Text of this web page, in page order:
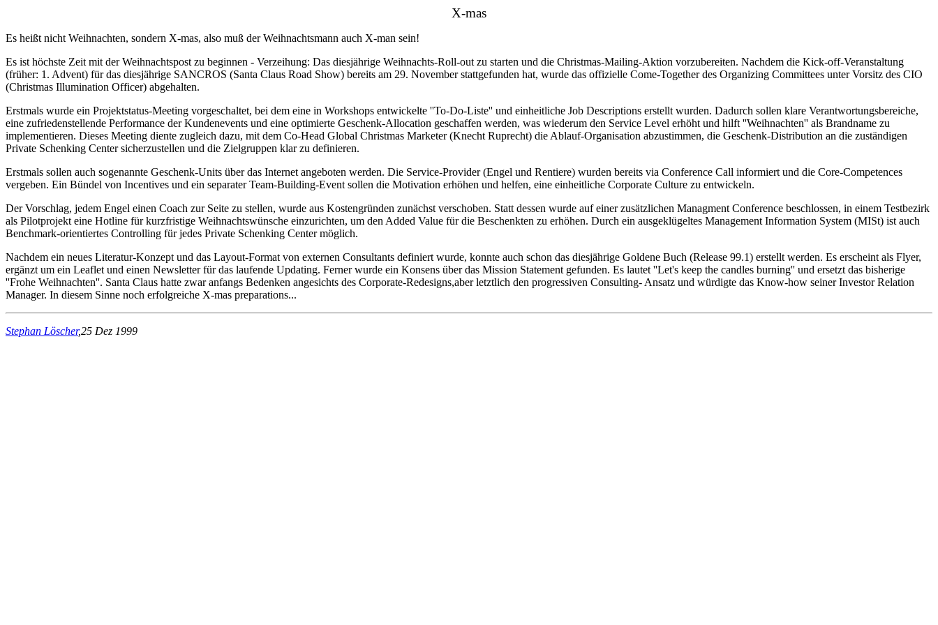
X-mas
Es heißt nicht Weihnachten, sondern X-mas, also muß der Weihnachtsmann auch X-man sein!
Es ist höchste Zeit mit der Weihnachtspost zu beginnen - Verzeihung: Das diesjährige Weihnachts-Roll-out zu starten und die Christmas-Mailing-Aktion vorzubereiten. Nachdem die Kick-off-Veranstaltung
(früher: 1. Advent) für das diesjährige SANCROS (Santa Claus Road Show) bereits am 29. November stattgefunden hat, wurde das offizielle Come-Together des Organizing Committees unter Vorsitz des CIO
(Christmas Illumination Officer) abgehalten.
Erstmals wurde ein Projektstatus-Meeting vorgeschaltet, bei dem eine in Workshops entwickelte ''To-Do-Liste'' und einheitliche Job Descriptions erstellt wurden. Dadurch sollen klare Verantwortungsbereiche,
eine zufriedenstellende Performance der Kundenevents und eine optimierte Geschenk-Allocation geschaffen werden, was wiederum den Service Level erhöht und hilft ''Weihnachten'' als Brandname zu
implementieren. Dieses Meeting diente zugleich dazu, mit dem Co-Head Global Christmas Marketer (Knecht Ruprecht) die Ablauf-Organisation abzustimmen, die Geschenk-Distribution an die zuständigen
Private Schenking Center sicherzustellen und die Zielgruppen klar zu definieren.
Erstmals sollen auch sogenannte Geschenk-Units über das Internet angeboten werden. Die Service-Provider (Engel und Rentiere) wurden bereits via Conference Call informiert und die Core-Competences
vergeben. Ein Bündel von Incentives und ein separater Team-Building-Event sollen die Motivation erhöhen und helfen, eine einheitliche Corporate Culture zu entwickeln.
Der Vorschlag, jedem Engel einen Coach zur Seite zu stellen, wurde aus Kostengründen zunächst verschoben. Statt dessen wurde auf einer zusätzlichen Managment Conference beschlossen, in einem Testbezirk
als Pilotprojekt eine Hotline für kurzfristige Weihnachtswünsche einzurichten, um den Added Value für die Beschenkten zu erhöhen. Durch ein ausgeklügeltes Management Information System (MISt) ist auch
Benchmark-orientiertes Controlling für jedes Private Schenking Center möglich.
Nachdem ein neues Literatur-Konzept und das Layout-Format von externen Consultants definiert wurde, konnte auch schon das diesjährige Goldene Buch (Release 99.1) erstellt werden. Es erscheint als Flyer,
ergänzt um ein Leaflet und einen Newsletter für das laufende Updating. Ferner wurde ein Konsens über das Mission Statement gefunden. Es lautet ''Let's keep the candles burning'' und ersetzt das bisherige
''Frohe Weihnachten''. Santa Claus hatte zwar anfangs Bedenken angesichts des Corporate-Redesigns,aber letztlich den progressiven Consulting- Ansatz und würdigte das Know-how seiner Investor Relation
Manager. In diesem Sinne noch erfolgreiche X-mas preparations...
Stephan Löscher,25 Dez 1999